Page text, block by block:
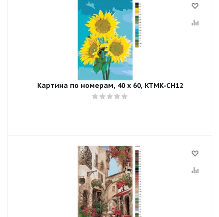
Картина по номерам, 40 x 60, KTMK-CH12